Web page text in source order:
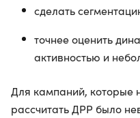
сделать
точнее оценить
активностью и
Для кампаний, которые
рассчитать ДРР было